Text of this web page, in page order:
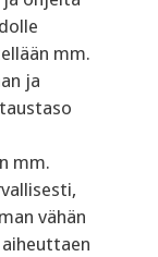
mm.
ja
mm.
vähän